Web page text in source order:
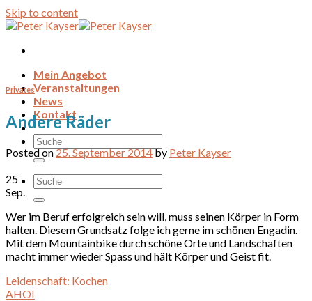
Skip to content
Mein Angebot
Veranstaltungen
News
Kontakt
Privates
Andere Räder
Posted on25. September 2014by Peter Kayser
25
Sep.
Wer im Beruf erfolgreich sein will, muss seinen Körper in Form
halten. Diesem Grundsatz folge ich gerne im schönen Engadin.
Mit dem Mountainbike durch schöne Orte und Landschaften
macht immer wieder Spass und hält Körper und Geist fit.
Leidenschaft: Kochen
AHOI